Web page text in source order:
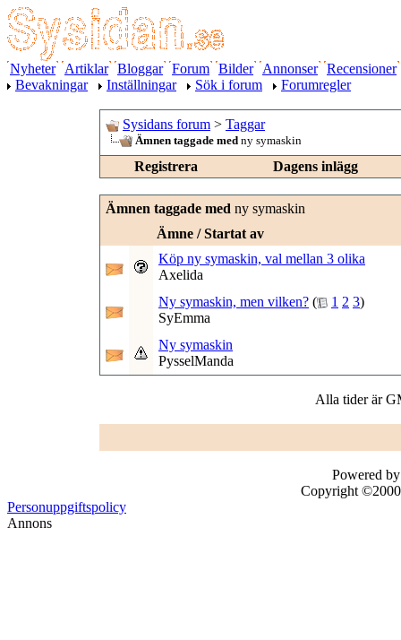
Nyheter Artiklar Bloggar Forum Bilder Annonser Recensioner
Bevakningar
Inställningar Sök i forum Forumregler
Sysidans forum > Taggar
Ämnen taggade med ny symaskin
Registrera Dagens inlägg
Ämnen taggade med ny symaskin
Ämne / Startat av
Köp ny symaskin, val mellan 3 olika
Axelida
Ny symaskin, men vilken? ( 1 2 3)
SyEmma
Ny symaskin
PysselManda
Alla tider är
Powered
Copyright ©2000
Personuppgiftspolicy
Annons